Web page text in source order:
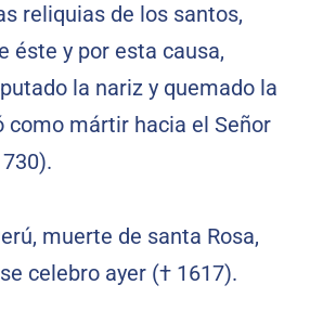
reliquias de los santos,
éste y por esta causa,
la nariz y quemado la
como mártir hacia el Señor
muerte de santa Rosa,
celebro ayer († 1617).